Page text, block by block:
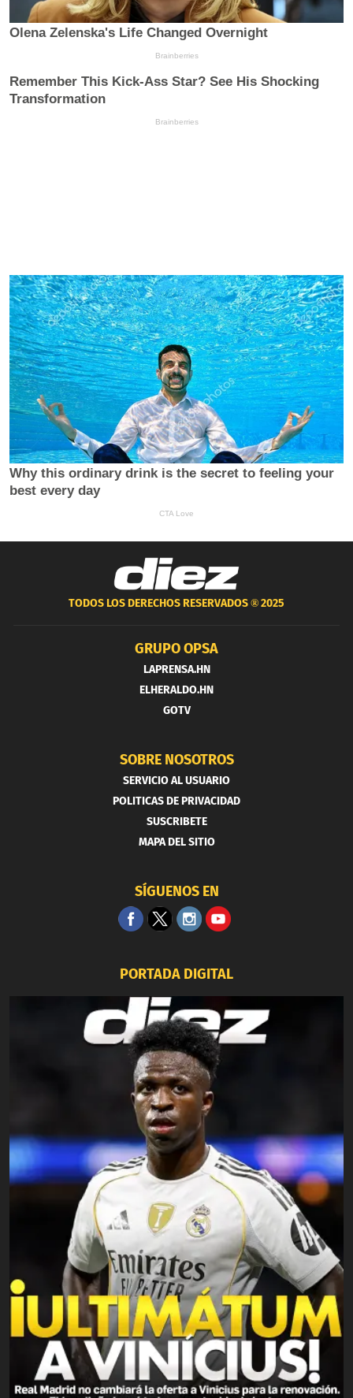
TODOS LOS DERECHOS RESERVADOS ®2025
GRUPO OPSA
LAPRENSA.HN
ELHERALDO.HN
GOTV
SOBRE NOSOTROS
SERVICIO AL USUARIO
POLITICAS DE PRIVACIDAD
SUSCRIBETE
MAPA DEL SITIO
SÍGUENOS EN
PORTADA DIGITAL